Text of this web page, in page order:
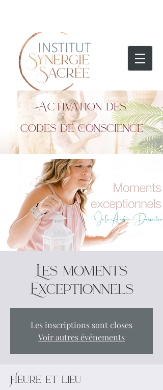
Activation des
codes de conscience
Les moments
Exceptionnels
Les inscriptions sont closes
Voir autres événements
Heure et lieu